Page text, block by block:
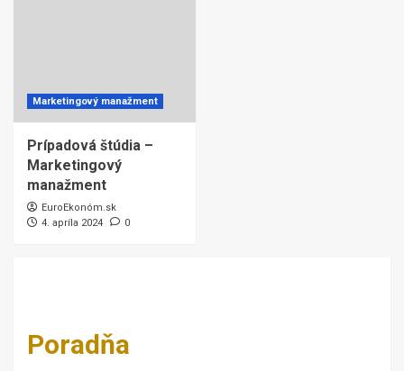
Marketingový manažment
Prípadová štúdia –
Marketingový
manažment
EuroEkonóm.sk
4. apríla 2024
0
Poradňa